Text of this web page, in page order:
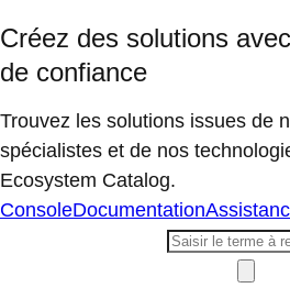
Créez des solutions
de confiance
Trouvez les solutions issues de
spécialistes et de nos
Ecosystem Catalog.
ConsoleDocumentation